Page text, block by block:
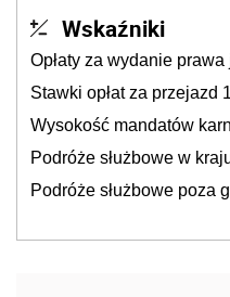
Wskaźniki
Opłaty za wydanie prawa
Stawki opłat za przejazd
Wysokość mandatów
Podróże służbowe w
Podróże służbowe poza